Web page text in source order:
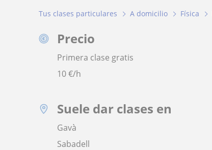
Tus clases particulares A domicilio Física
Precio
Primera clase gratis
10€/h
Suele dar clases en
Gavà
Sabadell